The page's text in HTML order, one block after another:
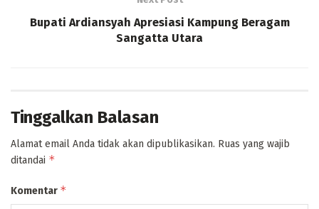
Bupati Ardiansyah Apresiasi Kampung Beragam
Sangatta Utara
Tinggalkan Balasan
Alamat email Anda tidak akan dipublikasikan. Ruas yang wajib
ditandai *
Komentar *